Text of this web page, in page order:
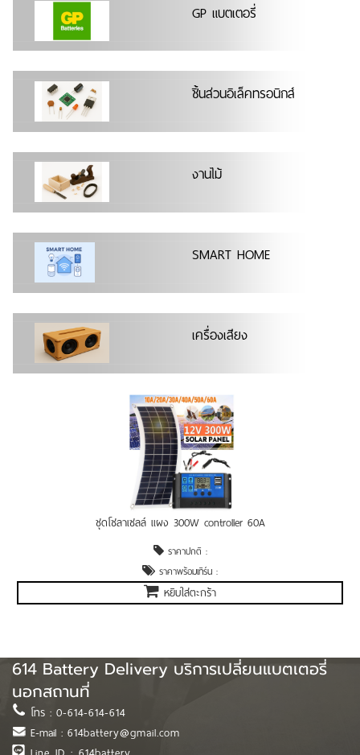
GP แบตเตอรี่
ชิ้นส่วนอิเล็คทรอนิกส์
งานไม้
SMART HOME
เครื่องเสียง
ชุดโซลาเซลล์ แผง 300W controller 60A
ราคาปกติ :
ราคาพร้อมเทิร์น :
หยิบใส่ตะกร้า
614 Battery Delivery บริการเปลี่ยนแบตเตอรี่
นอกสถานที่
โทร : 0-614-614-614
E-mail : 614battery@gmail.com